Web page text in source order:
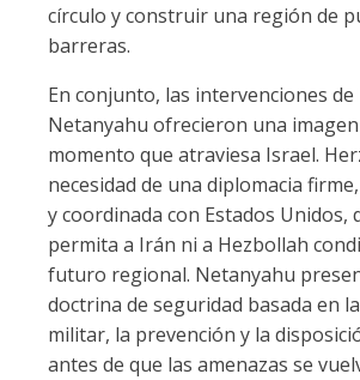
círculo y construir una región de
barreras.
En conjunto, las intervenciones
Netanyahu ofrecieron una
momento que atraviesa Israel.
necesidad de una diplomacia
y coordinada con Estados Unidos,
permita a Irán ni a Hezbollah
futuro regional. Netanyahu
doctrina de seguridad basada en
militar, la prevención y la
antes de que las amenazas se